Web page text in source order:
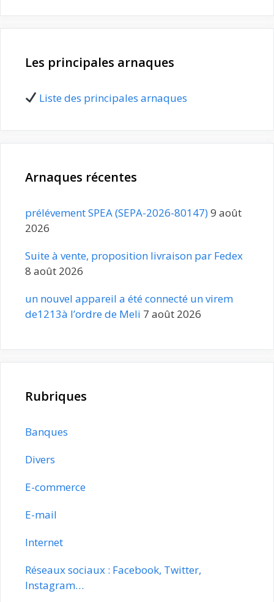
Les principales arnaques
Liste des principales arnaques
Arnaques récentes
prélévement SPEA (SEPA-2026-80147)9 août
2026
Suite à vente, proposition livraison par Fedex
8 août 2026
un nouvel appareil a été connecté un virem
de1213à l’ordre de Meli 7 août 2026
Rubriques
Banques
Divers
E-commerce
E-mail
Internet
Réseaux sociaux : Facebook, Twitter,
Instagram…